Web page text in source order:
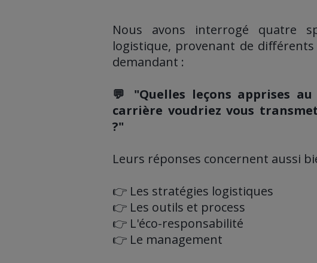
Nous avons interrogé quatre
logistique, provenant de
demandant :
💬 "Quelles leçons apprises
carrière voudriez vous
?"
Leurs réponses concernent aussi
👉 Les stratégies logistiques
👉 Les outils et process
👉 L'éco-responsabilité
👉 Le management